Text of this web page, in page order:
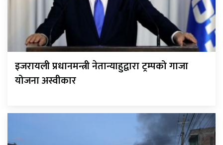
इजरायली प्रधानमन्त्री नेतान्याहुद्वारा ट्रम्पको गाजा
योजना अस्वीकार